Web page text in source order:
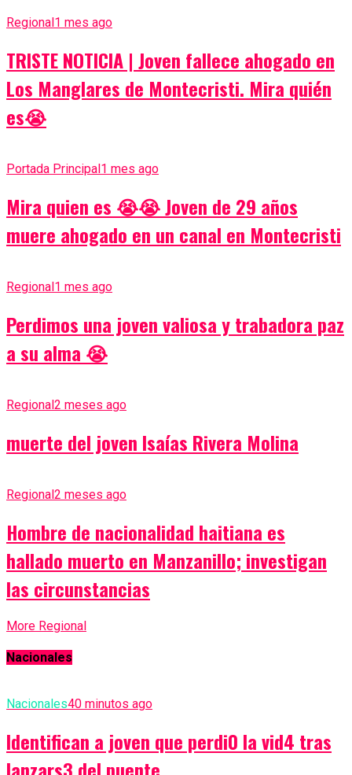
Regional 1 mes ago
TRISTE NOTICIA | Joven fallece ahogado en
Los Manglares de Montecristi. Mira quién
es😭
Portada Principal 1 mes ago
Mira quien es 😭😭 Joven de 29 años
muere ahogado en un canal en Montecristi
Regional1 mes ago
Perdimos una joven valiosa y trabadora paz
a su alma 😭
Regional2 meses ago
muerte del joven Isaías Rivera Molina
Regional2 meses ago
Hombre de nacionalidad haitiana es
hallado muerto en Manzanillo; investigan
las circunstancias
More Regional
Nacionales
Nacionales40 minutos ago
Identifican a joven que perdi0 la vid4 tras